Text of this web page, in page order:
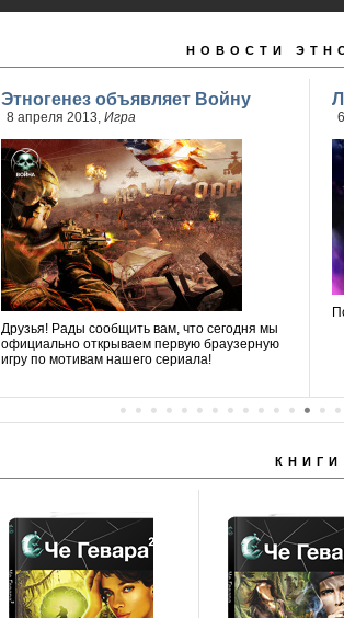
НОВОСТИ
Этногенез объявляет Войну
8 апреля 2013, Игра
Друзья! Рады сообщить вам, что сегодня мы
официально открываем первую браузерную
игру по мотивам нашего сериала!
КНИГИ